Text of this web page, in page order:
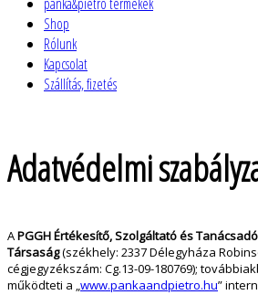
Shop
Rólunk
Kapcsolat
Szállítás, fizetés
Adatvédelmi
APGGH Értékesítő, Szolgáltató és
Társaság(székhely: 2337 Délegyháza
cégjegyzékszám: Cg.13-09-180769);
működteti a „www.pankaandpietro.hu”